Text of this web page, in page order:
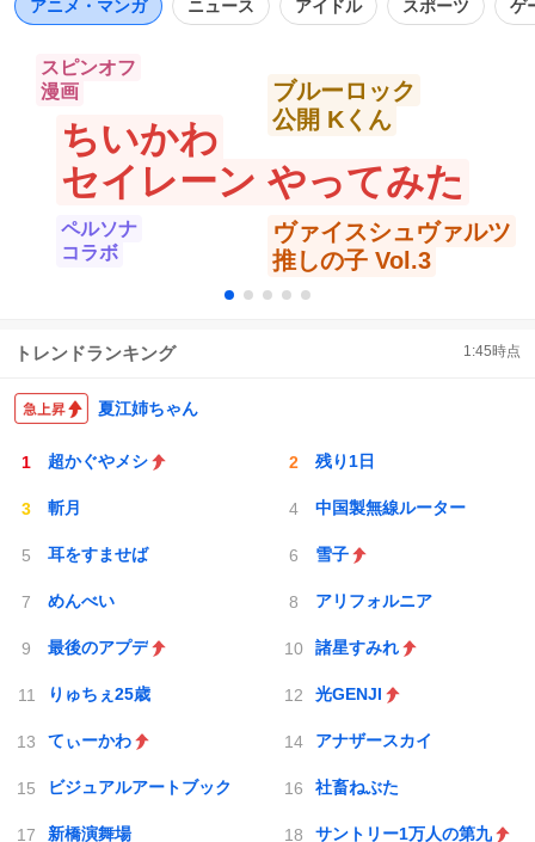
アニメ・マンガ ニュース アイドル スポーツ ゲ
ちいかわ
セイレーン やってみた
ヴァイスシュヴァルツ
推しの子 Vol.3
ブルーロック
公開 Kくん
ペルソナ
コラボ
スピンオフ
漫画
トレンドランキング 1:45時点
夏江姉ちゃん
超かぐやメシ 残り1日
斬月 中国製無線ルーター
耳をすませば 雪子
めんべい アリフォルニア
最後のアプデ 諸星すみれ
りゅちぇ25歳 光GENJI
てぃーかわ アナザースカイ
ビジュアルアートブック 社畜ねぶた
新橋演舞場 サントリー1万人の第九